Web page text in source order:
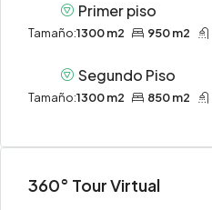
Primer piso
Tamaño:1300 m2 950 m2
Segundo Piso
Tamaño:1300 m2 850 m2
360° Tour Virtual